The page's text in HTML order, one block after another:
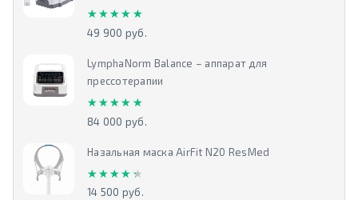
★★★★★
★★★★★
49 900 руб.
LymphaNorm Balance – аппарат для
прессотерапии
★★★★★
★★★★★
84 000 руб.
Назальная маска AirFit N20 ResMed
★★★★★
★★★★★
14 500 руб.